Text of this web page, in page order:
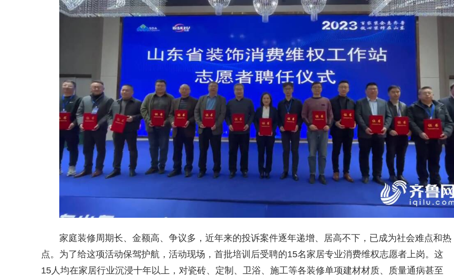
家庭装修周期长、金额高、争议多，近年来的投诉案件逐年递增、居高不下，已成为社会难点和热
点。为了给这项活动保驾护航，活动现场，首批培训 后受聘的15名家居专业消费维权志愿者上岗。这
15人均在家居行业沉浸十年以上，对瓷砖、定制、卫浴、施工等各装修单项建材材质、质量通病甚至